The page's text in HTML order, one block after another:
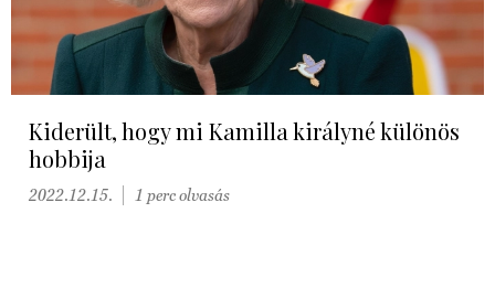
Kiderült, hogy mi Kamilla királyné különös
hobbija
2022.12.15. 1 perc olvasás